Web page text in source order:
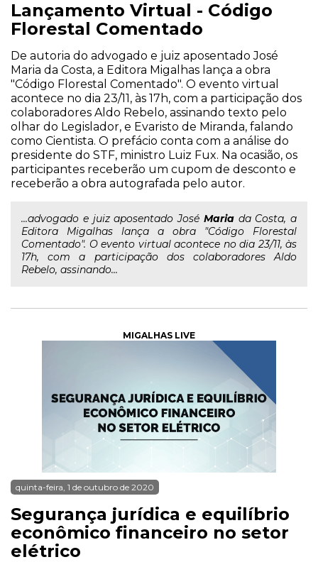
Lançamento Virtual - Código
Florestal Comentado
De autoria do advogado e juiz aposentado José
Maria da Costa, a Editora Migalhas lança a obra
"Código Florestal Comentado". O evento virtual
acontece no dia 23/11, às 17h, com a participação dos
colaboradores Aldo Rebelo, assinando texto pelo
olhar do Legislador, e Evaristo de Miranda, falando
como Cientista. O prefácio conta com a análise do
presidente do STF, ministro Luiz Fux. Na ocasião, os
participantes receberão um cupom de desconto e
receberão a obra autografada pelo autor.
...advogado e juiz aposentado José Mariada Costa, a
Editora Migalhas lança a obra "Código Florestal
Comentado". O evento virtual acontece no dia 23/11, às
17h, com a participação dos colaboradores Aldo
Rebelo, assinando...
MIGALHAS LIVE
quinta-feira, 1 de outubro de 2020
Segurança jurídica e equilíbrio
econômico financeiro no setor
elétrico